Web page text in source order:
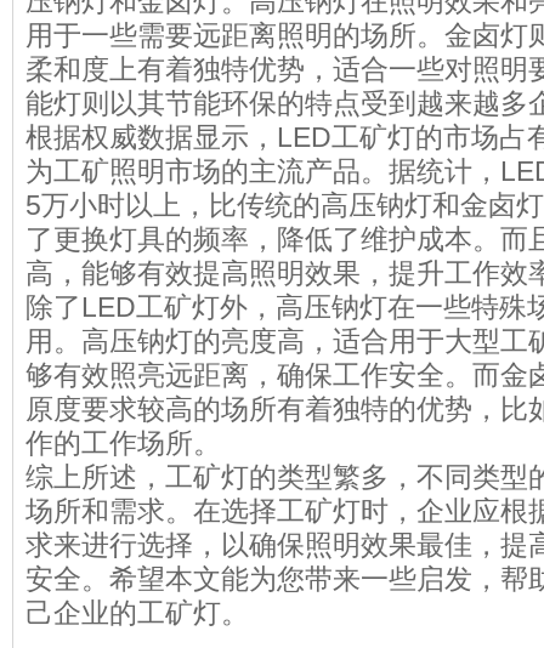
用于一些需要远距离照明的场所。金卤灯
柔和度上有着独特优势，适合一些对照明
能灯则以其节能环保的特点受到越来越多
根据权威数据显示，LED工矿灯的市场占
为工矿照明市场的主流产品。据统计，
5万小时以上，比传统的高压钠灯和金卤
了更换灯具的频率，降低了维护成本。而
高，能够有效提高照明效果，提升工作效
除了LED工矿灯外，高压钠灯在一些特殊
用。高压钠灯的亮度高，适合用于大型工
够有效照亮远距离，确保工作安全。而金
原度要求较高的场所有着独特的优势，比
作的工作场所。
综上所述，工矿灯的类型繁多，不同类型
场所和需求。在选择工矿灯时，企业应根
求来进行选择，以确保照明效果最佳，提
安全。希望本文能为您带来一些启发，帮
己企业的工矿灯。